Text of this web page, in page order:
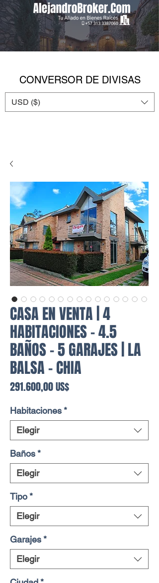
CONVERSOR DE DIVISAS
USD ($)
CASA EN VENTA | 4
HABITACIONES - 4.5
BAÑOS - 5 GARAJES | LA
BALSA - CHIA
291.600,00 US$Precio
Habitaciones*
Elegir
Baños*
Elegir
Tipo*
Elegir
Garajes*
Elegir